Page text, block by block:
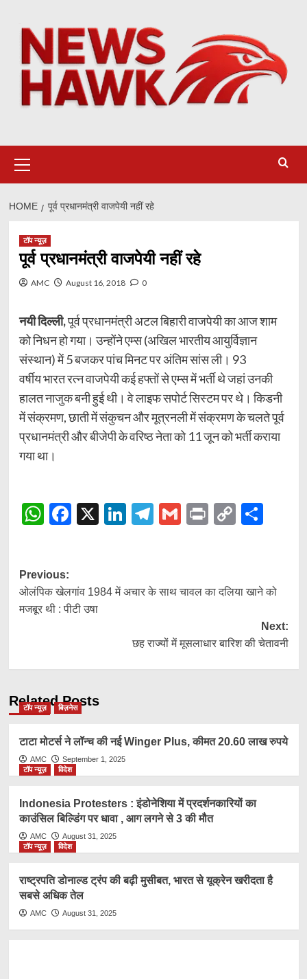
content
Menu
HOME पूर्व प्रधानमंत्री वाजपेयी नहीं रहे
टॉप न्यूज़
पूर्व प्रधानमंत्री वाजपेयी नहीं रहे
AMC August 16, 2018 0
नयी दिल्ली,पूर्व प्रधानमंत्री अटल बिहारी वाजपेयी का आज शाम
को निधन हो गया। उन्होंने एम्स (अखिल भारतीय आयुर्विज्ञान
संस्थान) में 5 बजकर पांच मिनट पर अंतिम सांस ली। 93
वर्षीय भारत रत्न वाजपेयी कई हफ्तों से एम्स में भर्ती थे जहां उनकी
हालत नाजुक बनी हुई थी। वे लाइफ सपोर्ट सिस्टम पर थे। किडनी
में संक्रमण, छाती में संकुचन और मूत्रनली में संक्रमण के चलते पूर्व
प्रधानमंत्री और बीजेपी के वरिष्ठ नेता को 11 जून को भर्ती कराया
गया था।
WhatsApp
Facebook
X LinkedIn
Telegram
Gmail
Print
Copy
Post
navigation
Previous:
ओलंपिक खेलगांव 1984 में अचार के साथ चावल का दलिया खाने को
मजबूर थी : पीटी उषा
Next:
छह राज्यों में मूसलाधार बारिश की चेतावनी
Related Posts
टॉप न्यूज़ बिज़नेस
टाटा मोटर्स ने लॉन्च की नई Winger Plus, कीमत 20.60 लाख रुपये
AMC
September 1, 2025
टॉप न्यूज़
विदेश
Indonesia Protesters : इंडोनेशिया में प्रदर्शनकारियों का
काउंसिल बिल्डिंग पर धावा , आग लगने से 3 की मौत
AMC
August 31, 2025
टॉप न्यूज़
विदेश
राष्ट्रप​ति डोनाल्ड ट्रंप की बढ़ी मुसीबत, भारत से यूक्रेन खरीदता है
सबसे अधिक तेल
AMC August 31, 2025